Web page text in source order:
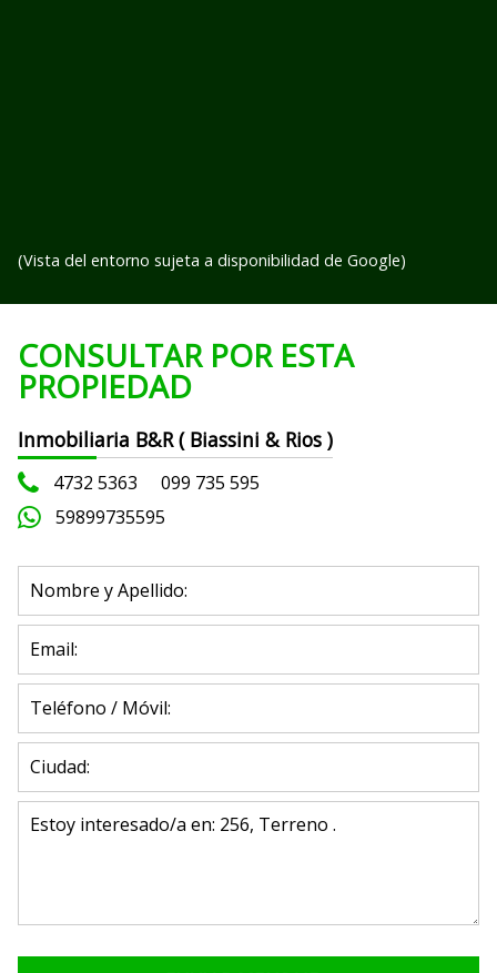
(Vista del entorno sujeta a disponibilidad de Google)
CONSULTAR POR ESTA
PROPIEDAD
Inmobiliaria B&R ( Biassini & Rios )
4732 5363
099 735 595
59899735595